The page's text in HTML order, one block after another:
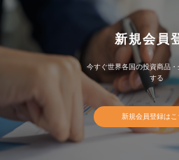
新規会員
今すぐ世界各国の投資商品
する
新規会員登録はこ